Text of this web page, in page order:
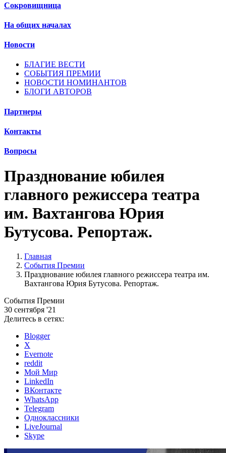
Сокровищница
На общих началах
Новости
БЛАГИЕ ВЕСТИ
СОБЫТИЯ ПРЕМИИ
НОВОСТИ НОМИНАНТОВ
БЛОГИ АВТОРОВ
Партнеры
Контакты
Вопросы
Празднование юбилея
главного режиссера театра
им. Вахтангова Юрия
Бутусова. Репортаж.
Главная
События Премии
Празднование юбилея главного режиссера театра им.
Вахтангова Юрия Бутусова. Репортаж.
События Премии
30 сентября '21
Делитесь в сетях:
Blogger
X
Evernote
reddit
Мой Мир
LinkedIn
ВКонтакте
WhatsApp
Telegram
Одноклассники
LiveJournal
Skype